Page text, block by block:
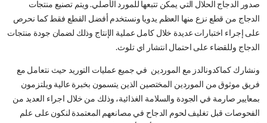
صدور الدجاج الحلال التي يمكن تتبعها للمورد الأصلي. ويتم تصنيع منتجات
الدجاج من قطع نزع منها العظم يدويا ونستخدم أفضل القطع فقط كما نحرص
على إجراء اختبارات عديدة خلال كامل عملية الإنتاج وذلك لضمان جودة منتجات
الدجاج وللقضاء على احتمال انتشار اي تلوث.
ونشارك كماكدونالدز مع الموردين في جميع عمليات التوريد حيث نتعامل مع
فريق موثوق من الموردين المختصين الذين يتسمون بخبرة عالية ويلتزمون
بمعايير صارمة في الجودة والسلامة الغذائية، وذلك من خلال اجراء العديد من
الفحوصات قبل تغليف لحوم الدجاح في مصانعهم المعتمدة لنكون على علم